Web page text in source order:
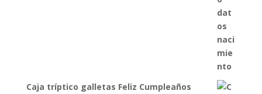
Caja tríptico galletas Feliz Cumpleaños